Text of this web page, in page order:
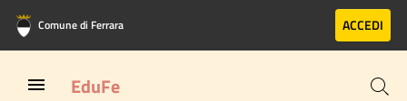
Vai al contenuto principale
Vai al footer
Comune di Ferrara ACCEDI
EduFe